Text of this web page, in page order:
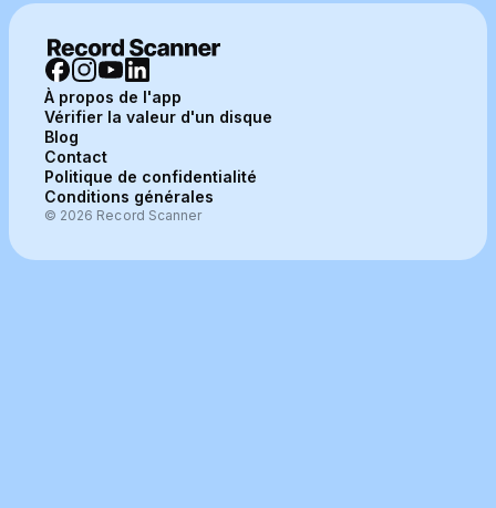
À propos de l'app
Vérifier la valeur d'un disque
Blog
Contact
Politique de confidentialité
Conditions générales
© 2026 Record Scanner